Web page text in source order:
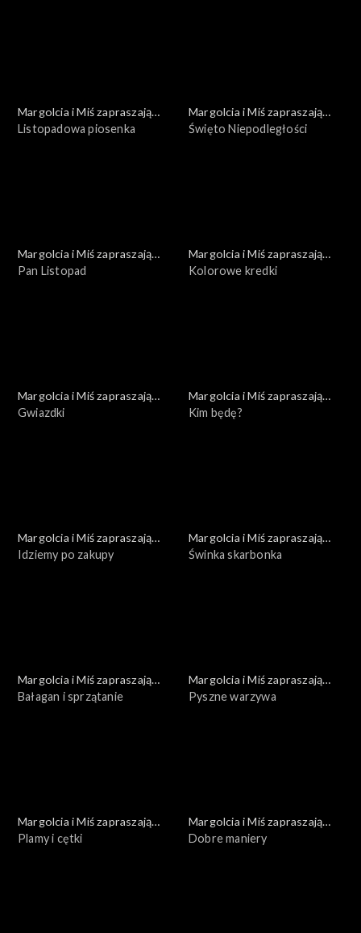
Margolcia i Miś zapraszają
dziś
Listopadowa piosenka
Margolcia i Miś zapraszają
dziś
Święto Niepodległości
Margolcia i Miś zapraszają
dziś
Pan Listopad
Margolcia i Miś zapraszają
dziś
Kolorowe kredki
Margolcia i Miś zapraszają
dziś
Gwiazdki
Margolcia i Miś zapraszają
dziś
Kim będę?
Margolcia i Miś zapraszają
dziś
Idziemy po zakupy
Margolcia i Miś zapraszają
dziś
Świnka skarbonka
Margolcia i Miś zapraszają
dziś
Bałagan i sprzątanie
Margolcia i Miś zapraszają
dziś
Pyszne warzywa
Margolcia i Miś zapraszają
dziś
Plamy i cętki
Margolcia i Miś zapraszają
dziś
Dobre maniery